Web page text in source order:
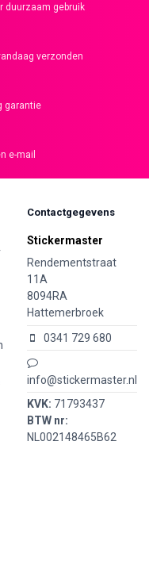
duurzaam gebruik
verzonden
garantie
e-mail
Contactgegevens
Stickermaster
Rendementstraat
11A
8094RA
Hattemerbroek
0341 729 680
info@stickermaster.nl
KVK: 71793437
BTW nr:
NL002148465B62